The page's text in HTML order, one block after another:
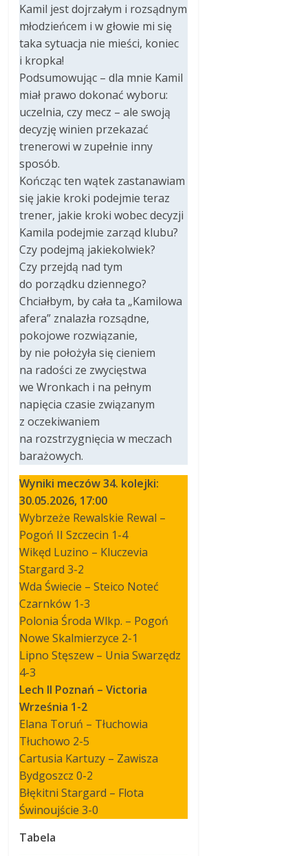
Kamil jest dojrzałym i rozsądnym
młodzieńcem i w głowie mi się
taka sytuacja nie mieści, koniec
i kropka!
Podsumowując – dla mnie Kamil
miał prawo dokonać wyboru:
uczelnia, czy mecz – ale swoją
decyzję winien przekazać
trenerowi w zupełnie inny
sposób.
Kończąc ten wątek zastanawiam
się jakie kroki podejmie teraz
trener, jakie kroki wobec decyzji
Kamila podejmie zarząd klubu?
Czy podejmą jakiekolwiek?
Czy przejdą nad tym
do porządku dziennego?
Chciałbym, by cała ta „Kamilowa
afera” znalazła rozsądne,
pokojowe rozwiązanie,
by nie położyła się cieniem
na radości ze zwycięstwa
we Wronkach i na pełnym
napięcia czasie związanym
z oczekiwaniem
na rozstrzygnięcia w meczach
barażowych.
Wyniki meczów 34. kolejki:
30.05.2026, 17:00
Wybrzeże Rewalskie Rewal –
Pogoń II Szczecin 1-4
Wikęd Luzino – Kluczevia
Stargard 3-2
Wda Świecie – Steico Noteć
Czarnków 1-3
Polonia Środa Wlkp. – Pogoń
Nowe Skalmierzyce 2-1
Lipno Stęszew – Unia Swarzędz
4-3
Lech II Poznań – Victoria
Września 1-2
Elana Toruń – Tłuchowia
Tłuchowo 2-5
Cartusia Kartuzy – Zawisza
Bydgoszcz 0-2
Błękitni Stargard – Flota
Świnoujście 3-0
Tabela